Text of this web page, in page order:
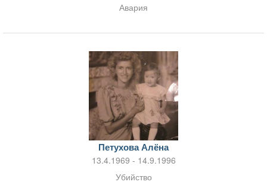
Авария
Петухова Алёна
13.4.1969 - 14.9.1996
Убийство